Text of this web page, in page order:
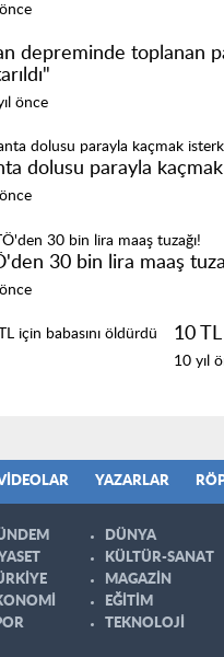
depreminde toplanan
önce
dolusu parayla
30 bin lira maaş
10
10 yıl
YAZARLAR
DÜNYA
KÜLTÜR-SANAT
MAGAZİN
EĞİTİM
TEKNOLOJİ